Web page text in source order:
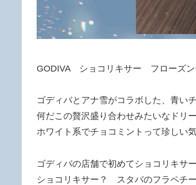
GODIVA ショコリキサー フローズン
ゴディバとアナ雪がコラボした、青い
何だこの贅沢盛り合わせみたいなドリ
ホワイト系でチョコミントって珍しい気
ゴディバの店舗で初めてショコリキサ
ショコリキサー？ スタバのフラペチ